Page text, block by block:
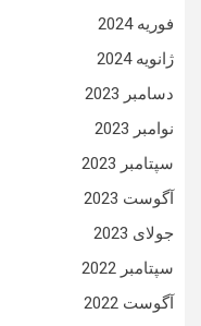
فوریه 2024
ژانویه 2024
دسامبر 2023
نوامبر 2023
سپتامبر 2023
آگوست 2023
جولای 2023
سپتامبر 2022
آگوست 2022